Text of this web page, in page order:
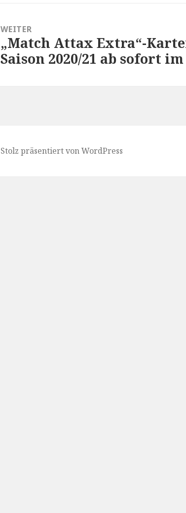
WEITER
Nächster
Beitrag:
„Match Attax Extra“-
Saison 2020/21 ab sofort
Stolz präsentiert von WordPress